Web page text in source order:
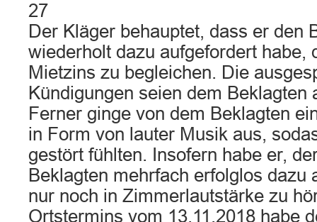
27
Der Kläger behauptet, dass er den
wiederholt dazu aufgefordert habe,
Mietzins zu begleichen. Die
Kündigungen seien dem Beklagten
Ferner ginge von dem Beklagten
in Form von lauter Musik aus,
gestört fühlten. Insofern habe er,
Beklagten mehrfach erfolglos dazu
nur noch in Zimmerlautstärke zu
Ortstermins vom 13.11.2018 habe